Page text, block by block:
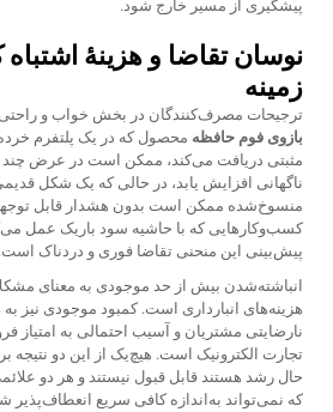
پیشگیری از مسیر خارج شود.
نوسان تقاضا و هزینهٔ
زمینه
ترجیحات مصرف‌کنندگان در بخش خواب و
بازوی فوم حافظه محصول که در یک پلتفرم
مثبتی دریافت می‌کند، ممکن است در عرض چند
ناگهانی افزایش یابد، در حالی که یک شکل
منسوخ‌شده ممکن است بدون هشدار قابل
کسب‌وکارهایی که با حاشیه سود باریک عمل
پیش‌بینی این منحنی تقاضا فوری و دردناک است.
انباشته‌شدن بیش از حد موجودی به معنای
هزینه‌های انبارداری است. کمبود موجودی نیز
نارضایتی مشتریان و آسیب احتمالی به امتیاز
تجارت الکترونیک است. هیچ‌یک از این دو نتیجه
حال رشد هستند قابل قبول نیستند و هر دو
که نمی‌تواند به‌اندازه کافی سریع انعطاف‌پذیر